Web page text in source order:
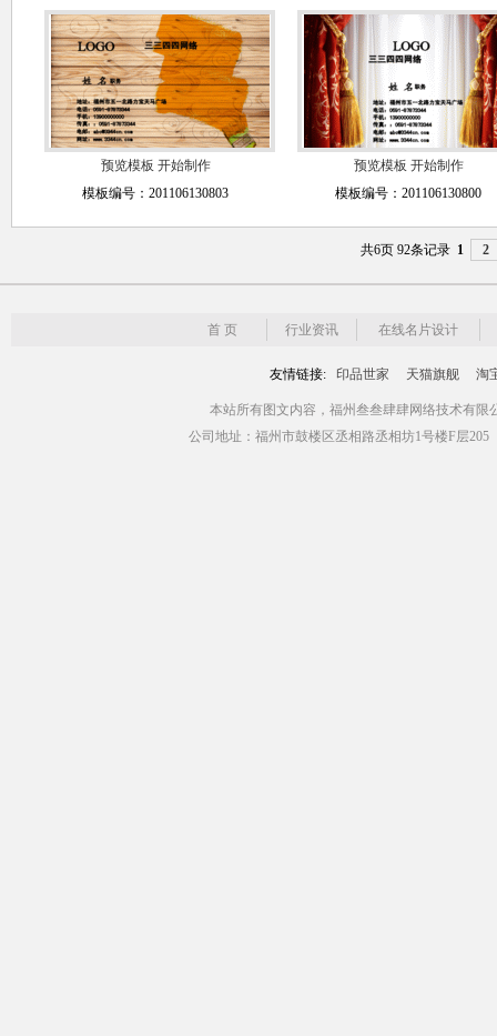
预览模板 开始制作
模板编号：201106130803
预览模板 开始制作
模板编号：201106130800
共6页 92条记录 1 2
首 页 行业资讯 在线名片设计
友情链接: 印品世家 天猫旗舰 淘
本站所有图文内容，福州叁叁肆肆网络技术有限
公司地址：福州市鼓楼区丞相路丞相坊1号楼F层